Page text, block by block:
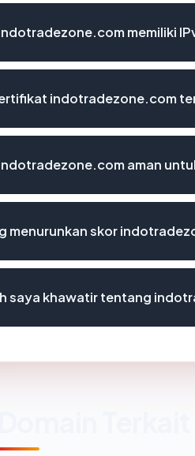
memiliki
indotradezone.com
aman
menurunkan skor
saya khawatir tentang